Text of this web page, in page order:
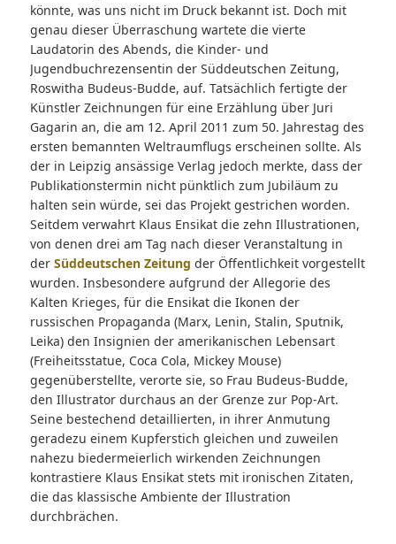
könnte, was uns nicht im Druck bekannt ist. Doch mit
genau dieser Überraschung wartete die vierte
Laudatorin des Abends, die Kinder- und
Jugendbuchrezensentin der Süddeutschen Zeitung,
Roswitha Budeus-Budde, auf. Tatsächlich fertigte der
Künstler Zeichnungen für eine Erzählung über Juri
Gagarin an, die am 12. April 2011 zum 50. Jahrestag des
ersten bemannten Weltraumflugs erscheinen sollte. Als
der in Leipzig ansässige Verlag jedoch merkte, dass der
Publikationstermin nicht pünktlich zum Jubiläum zu
halten sein würde, sei das Projekt gestrichen worden.
Seitdem verwahrt Klaus Ensikat die zehn Illustrationen,
von denen drei am Tag nach dieser Veranstaltung in
der Süddeutschen Zeitung der Öffentlichkeit vorgestellt
wurden. Insbesondere aufgrund der Allegorie des
Kalten Krieges, für die Ensikat die Ikonen der
russischen Propaganda (Marx, Lenin, Stalin, Sputnik,
Leika) den Insignien der amerikanischen Lebensart
(Freiheitsstatue, Coca Cola, Mickey Mouse)
gegenüberstellte, verorte sie, so Frau Budeus-Budde,
den Illustrator durchaus an der Grenze zur Pop-Art.
Seine bestechend detaillierten, in ihrer Anmutung
geradezu einem Kupferstich gleichen und zuweilen
nahezu biedermeierlich wirkenden Zeichnungen
kontrastiere Klaus Ensikat stets mit ironischen Zitaten,
die das klassische Ambiente der Illustration
durchbrächen.